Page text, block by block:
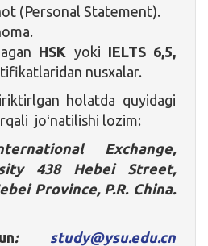
(Personal Statement).
HSK yoki IELTS 6,5,
nusxalar.
holatda quyidagi
joʻnatilishi lozim:
Exchange,
438 Hebei Street,
Province, P.R. China.
: study@ysu.edu.cn